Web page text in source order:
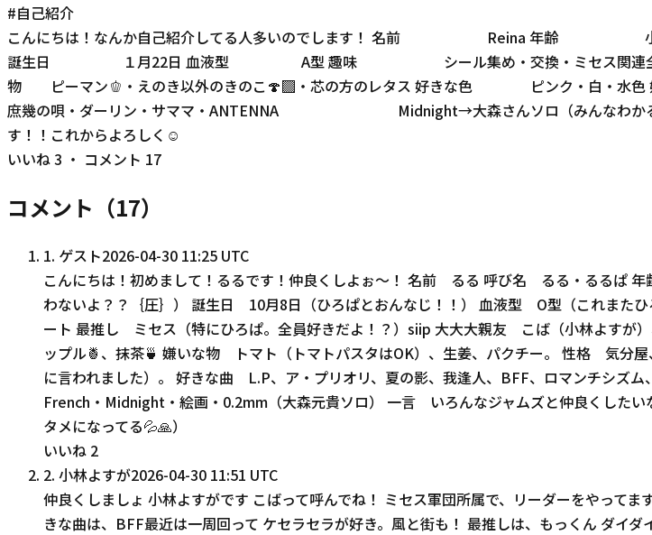
#自己紹介
こんにちは！なんか自己紹介してる人多いのでします！ 名前 Reina 年齢 小
誕生日 １月22日 血液型 A型 趣味 シール集め・交換・ミセス関連全部 好きな
物 ピーマン🫑・えのき以外のきのこ🍄‍🟫・芯の方のレタス 好きな色 ピンク・白・
庶幾の唄・ダーリン・サママ・ANTENNA Midnight→大森さんソロ（みんなわかると思
す！！これからよろしく☺️
いいね3 ・ コメント 17
コメント（17）
1. ゲスト2026-04-30 11:25 UTC
こんにちは！初めまして！るるです！仲良くしよぉ〜！ 名前 るる 呼び名 るる・るる
わないよ？？｛圧｝） 誕生日 10月8日（ひろぱとおんなじ！！） 血液型 O型（これまた
ート 最推し ミセス（特にひろぱ。全員好きだよ！？）siip 大大大親友 こば（小林よすが
ップル🍍、抹茶🍵 嫌いな物 トマト（トマトパスタはOK）、生姜、パクチー。 性格 気分
に言われました）。 好きな曲 L.P、ア・プリオリ、夏の影、我逢人、BFF、ロマンチシズ
French・Midnight・絵画・0.2mm（大森元貴ソロ） 一言 いろんなジャムズと仲良くした
タメになってる💦🙏）
いいね 2
2. 小林よすが2026-04-30 11:51 UTC
仲良くしましょ 小林よすがです こばって呼んでね！ ミセス軍団所属で、リーダーをやって
きな曲は、BFF最近は一周回って ケセラセラが好き。風と街も！ 最推しは、もっくん ダイ